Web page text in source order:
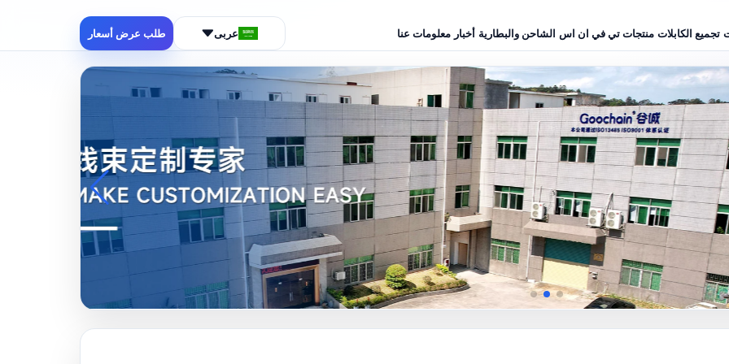
تجميع الكابلات منتجات تي في ان اس الشاحن والبطارية أخبار معلومات عنا عربى طلب عرض أسعار